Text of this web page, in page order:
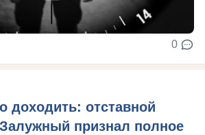
0
доходить: отставной
признал полное